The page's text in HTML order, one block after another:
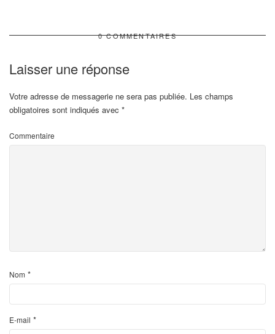
0 COMMENTAIRES
Laisser une réponse
Votre adresse de messagerie ne sera pas publiée. Les champs
obligatoires sont indiqués avec *
Commentaire
Nom *
E-mail *